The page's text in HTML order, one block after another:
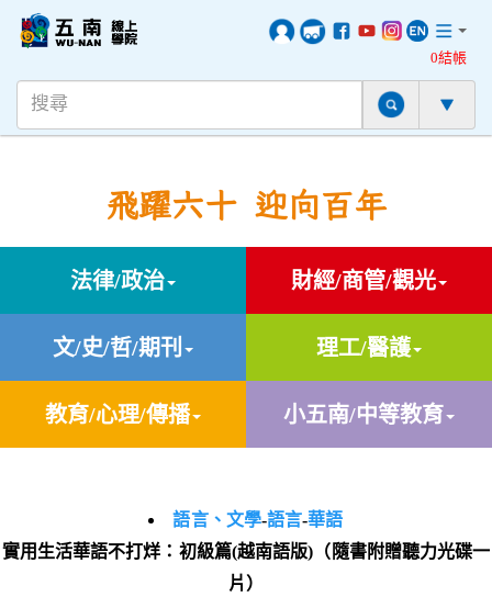
0結帳
飛躍六十 迎向百年
法律/政治 財經/商管/觀光
文/史/哲/期刊 理工/醫護
教育/心理/傳播 小五南/中等教育
語言、文學-語言-華語
實用生活華語不打烊：初級篇(越南語版)（隨書附贈聽力光碟一
片）